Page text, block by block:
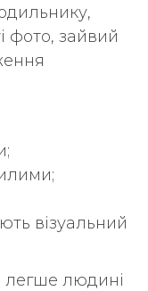
фото, зайвий
візуальний
легше людині